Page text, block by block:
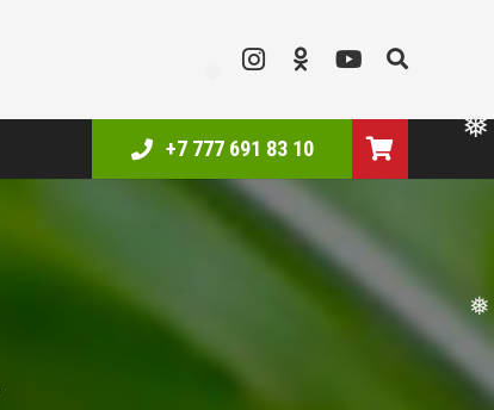
❅
❅
❅
+7 777 691 83 10